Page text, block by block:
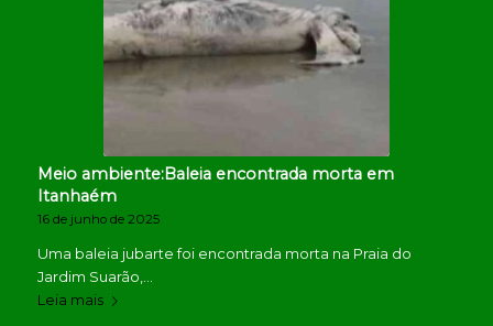
Meio ambiente:Baleia encontrada morta em
Itanhaém
16 de junho de 2025
Uma baleia jubarte foi encontrada morta na Praia do
Jardim Suarão,…
Leia mais